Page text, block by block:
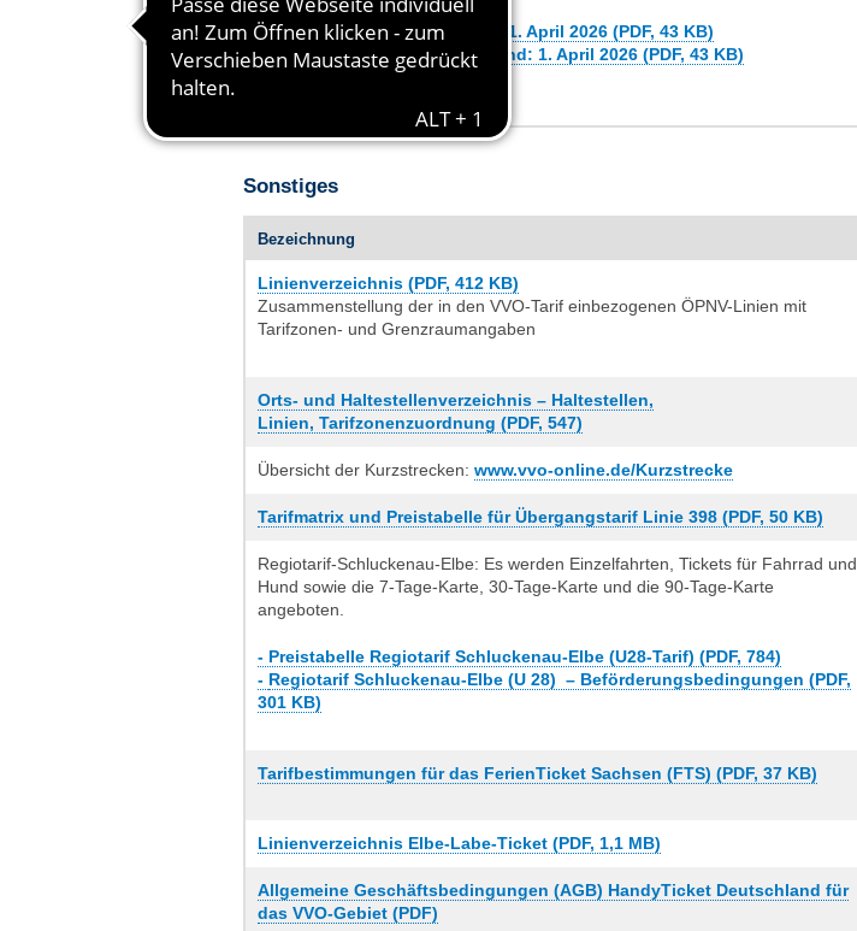
Preistabelle englisch – Stand: 1. April 2026 (PDF, 43 KB)
Preistabelle tschechisch – Stand: 1. April 2026 (PDF, 43 KB)
Sonstiges
Bezeichnung
Linienverzeichnis (PDF, 412 KB)
Zusammenstellung der in den VVO-Tarif einbezogenen ÖPNV-Linien mit
Tarifzonen- und Grenzraumangaben
Orts- und Haltestellenverzeichnis – Haltestellen,
Linien, Tarifzonenzuordnung (PDF, 547)
Übersicht der Kurzstrecken: www.vvo-online.de/Kurzstrecke
Tarifmatrix und Preistabelle für Übergangstarif Linie 398 (PDF, 50 KB)
Regiotarif-Schluckenau-Elbe: Es werden Einzelfahrten, Tickets für Fahrrad und
Hund sowie die 7-Tage-Karte, 30-Tage-Karte und die 90-Tage-Karte
angeboten.
- Preistabelle Regiotarif Schlucken­au-Elbe (U28-Tarif) (PDF, 784)
- Regiotarif Schluckenau-Elbe (U 28) – Beförderungs­bedingungen (PDF,
301 KB)
Tarifbestimmungen für das FerienTicket Sachsen (FTS) (PDF, 37 KB)
Linienverzeichnis Elbe-Labe-Ticket (PDF, 1,1 MB)
Allgemeine Geschäftsbedingungen (AGB) HandyTicket Deutschland für
das VVO-Gebiet (PDF)